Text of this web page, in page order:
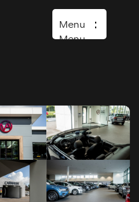
Menu
Menu